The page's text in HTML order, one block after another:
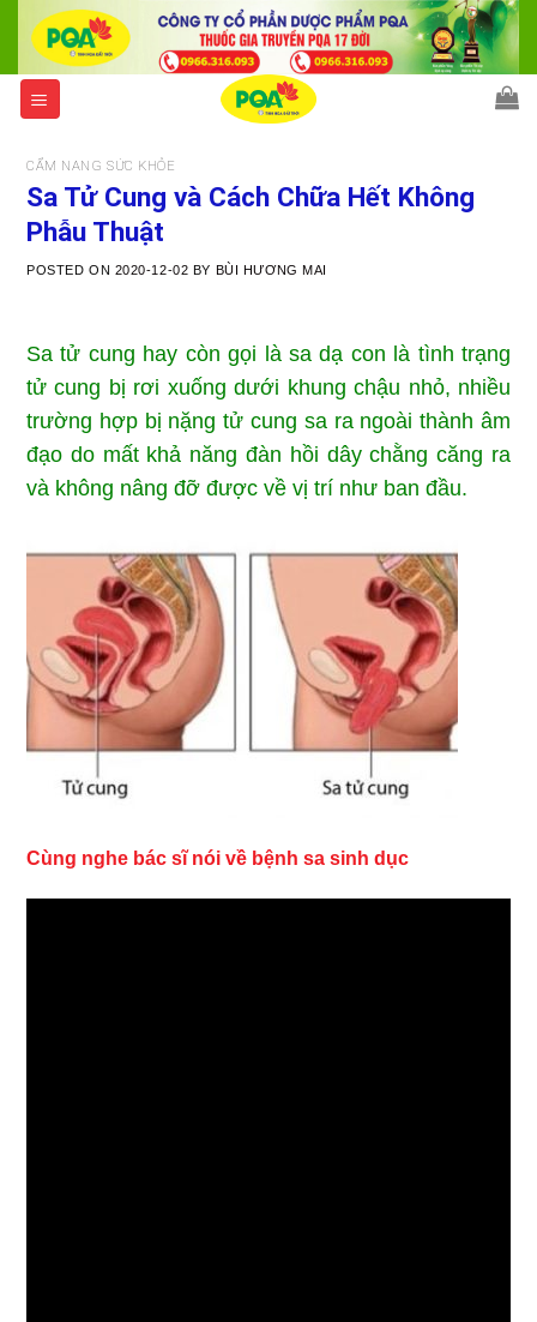
content
CẨM NANG SỨC KHỎE
Sa Tử Cung và Cách Chữa Hết Không
Phẫu Thuật
POSTED ON 2020-12-02 BY BÙI HƯƠNG MAI
Sa tử cung hay còn gọi là sa dạ con là tình trạng
tử cung bị rơi xuống dưới khung chậu nhỏ, nhiều
trường hợp bị nặng tử cung sa ra ngoài thành âm
đạo do mất khả năng đàn hồi dây chằng căng ra
và không nâng đỡ được về vị trí như ban đầu.
Cùng nghe bác sĩ nói về bệnh sa sinh dục